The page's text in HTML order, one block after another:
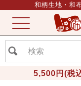
和柄生地・和
5,500円(税
ME
NU